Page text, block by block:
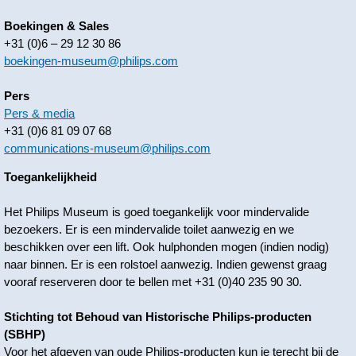
Boekingen & Sales
+31 (0)6 – 29 12 30 86
boekingen-museum@philips.com
Pers
Pers & media
+31 (0)6 81 09 07 68
communications-museum@philips.com
Toegankelijkheid
Het Philips Museum is goed toegankelijk voor mindervalide
bezoekers. Er is een mindervalide toilet aanwezig en we
beschikken over een lift. Ook hulphonden mogen (indien nodig)
naar binnen. Er is een rolstoel aanwezig. Indien gewenst graag
vooraf reserveren door te bellen met +31 (0)40 235 90 30.
Stichting tot Behoud van Historische Philips-producten
(SBHP)
Voor het afgeven van oude Philips-producten kun je terecht bij de